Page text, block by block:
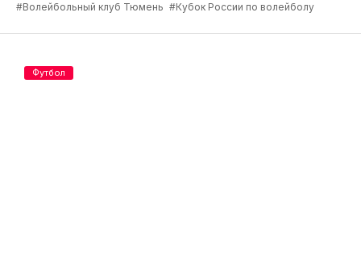
#Волейбольный клуб Тюмень #Кубок России по волейболу
Футбол